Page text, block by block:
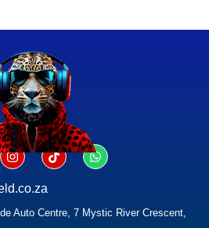
Auto Centre, 7 Mystic River Crescent,